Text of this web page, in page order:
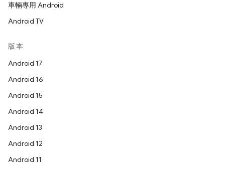
車輛專用 Android
Android TV
版本
Android 17
Android 16
Android 15
Android 14
Android 13
Android 12
Android 11